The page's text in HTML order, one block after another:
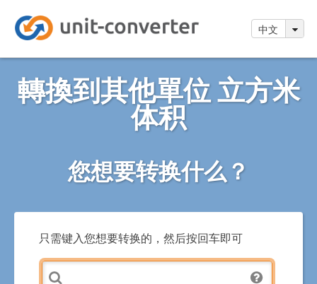
中文
轉換到其他單位 立方米
体积
您想要转换什么？
只需键入您想要转换的，然后按回车即可